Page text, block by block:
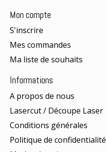
Mon compte
S'inscrire
Mes commandes
Ma liste de souhaits
Informations
A propos de nous
Lasercut / Découpe Laser
Conditions générales
Politique de confidentialité